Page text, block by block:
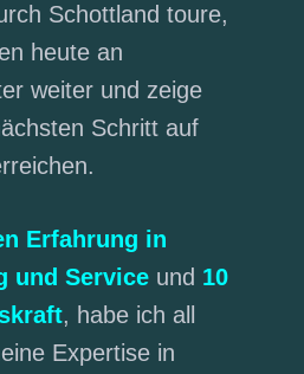
Schottland toure,
heute an
weiter und zeige
Schritt auf
Erfahrung in
und Service und 10
, habe ich all
Expertise in